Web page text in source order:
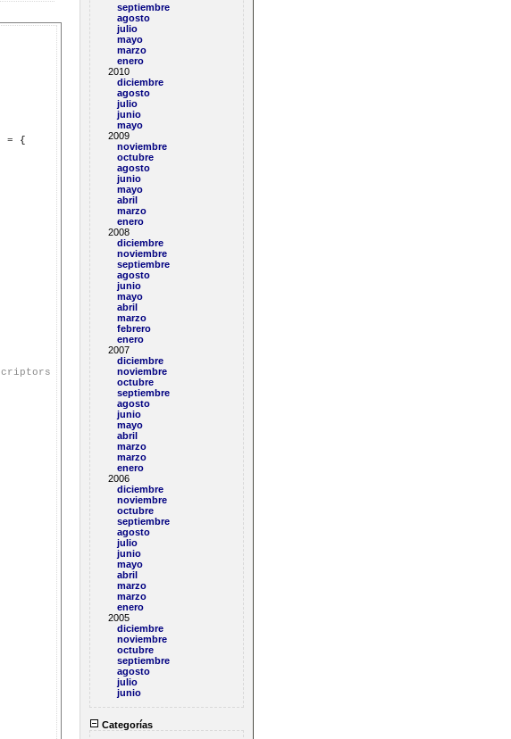
=
{
inside this configuration 9 + 9 + 7 + 7 = 32 bytes
septiembre
agosto
julio
mayo
marzo
enero
2010
diciembre
agosto
julio
junio
mayo
2009
noviembre
octubre
agosto
junio
mayo
abril
marzo
enero
2008
diciembre
noviembre
septiembre
agosto
junio
mayo
abril
marzo
febrero
enero
2007
diciembre
noviembre
octubre
septiembre
agosto
junio
mayo
abril
marzo
marzo
enero
2006
diciembre
noviembre
octubre
septiembre
agosto
julio
junio
mayo
abril
marzo
marzo
enero
2005
diciembre
noviembre
octubre
septiembre
agosto
julio
junio
Categorías